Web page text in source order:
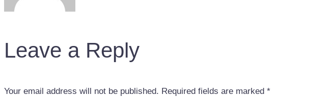
Leave a Reply
Your email address will not be published. Required fields are marked *